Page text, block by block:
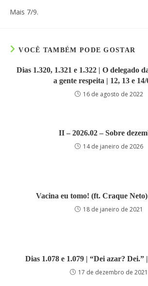
Mais 7/9.
VOCÊ TAMBÉM PODE GOSTAR
Dias 1.320, 1.321 e 1.322 | O delegado
a gente respeita | 12, 13 e
16 de agosto de 2022
II – 2026.02 – Sobre
14 de janeiro de 2026
Vacina eu tomo! (ft. Craque
18 de janeiro de 2021
Dias 1.078 e 1.079 | “Dei azar? Dei.”
17 de dezembro de 2021